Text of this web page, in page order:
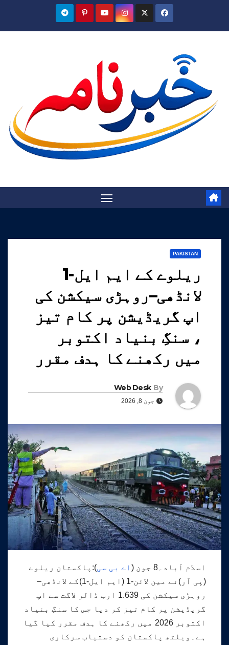
PAKISTAN
ریلوے کے ایم ایل-1
لانڈھی–روہڑی سیکشن کی
اپ گریڈیشن پر کام تیز
، سنگِ بنیاد اکتوبر
میں رکھنے کا ہدف مقرر
By
Web Desk
جون 8, 2026
اسلام آباد۔8 جون ( اے بی سی):پاکستان ریلوے
(پی آر)نے مین لائن-1 (ایم ایل-1)کے لانڈھی–
روہڑی سیکشن کی 1.639 ارب ڈالر لاگت سے اپ
گریڈیشن پر کام تیز کر دیا جس کا سنگِ بنیاد
اکتوبر 2026 میں رکھنے کا ہدف مقرر کیا گیا
ہے۔ویلتھ پاکستان کو دستیاب سرکاری